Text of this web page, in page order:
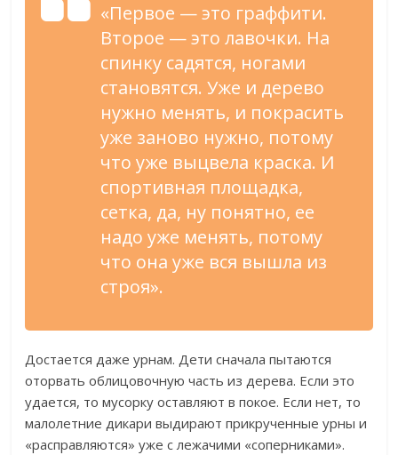
«Первое — это граффити.
Второе — это лавочки. На
спинку садятся, ногами
становятся. Уже и дерево
нужно менять, и покрасить
уже заново нужно, потому
что уже выцвела краска. И
спортивная площадка,
сетка, да, ну понятно, ее
надо уже менять, потому
что она уже вся вышла из
строя».
Достается даже урнам. Дети сначала пытаются
оторвать облицовочную часть из дерева. Если это
удается, то мусорку оставляют в покое. Если нет, то
малолетние дикари выдирают прикрученные урны и
«расправляются» уже с лежачими «соперниками».